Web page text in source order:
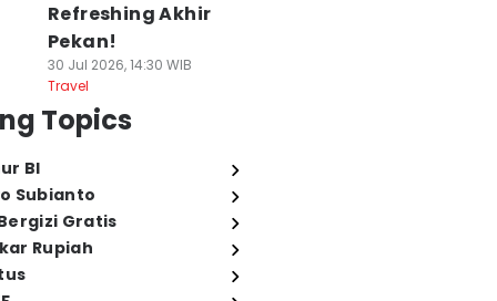
Refreshing Akhir
Pekan!
30 Jul 2026, 14:30 WIB
Travel
Topics
BI
Subianto
Gratis
Rupiah